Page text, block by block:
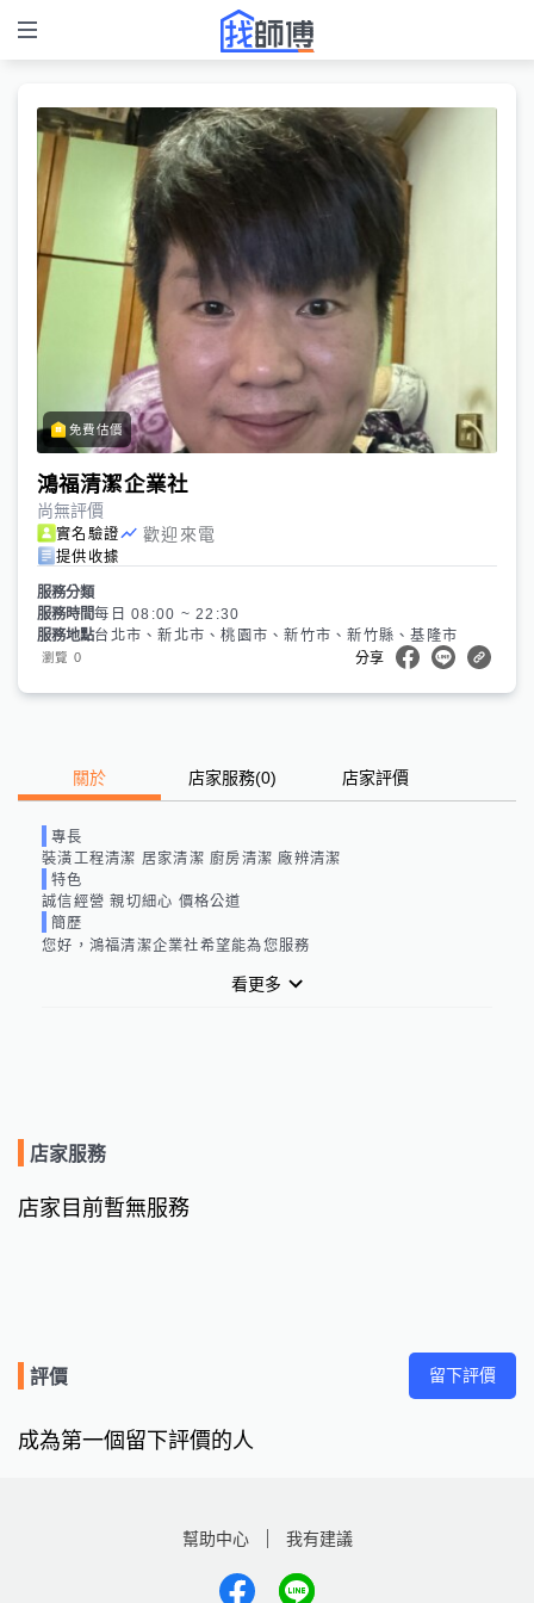
免費估價
鴻福清潔企業社
尚無評價
實名驗證 歡迎來電
提供收據
服務分類
服務時間每日 08:00 ~ 22:30
服務地點台北市、新北市、桃園市、新竹市、新竹縣、基隆市
瀏覽 0 分享
關於 店家服務(0) 店家評價
專長
裝潢工程清潔 居家清潔 廚房清潔 廠辨清潔
特色
誠信經營 親切細心 價格公道
簡歷
您好，鴻福清潔企業社希望能為您服務
看更多
店家服務
店家目前暫無服務
評價 留下評價
成為第一個留下評價的人
幫助中心 我有建議